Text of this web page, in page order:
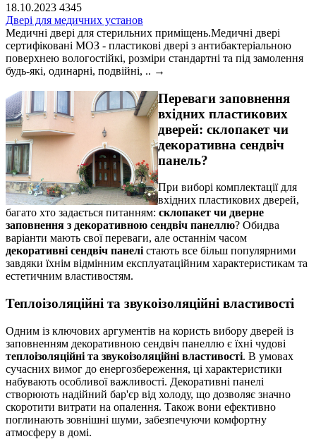
18.10.2023 4345
Двері для медичних установ
Медичні двері для стерильних приміщень.Медичні двері
сертифіковані МОЗ - пластикові двері з антибактеріальною
поверхнею вологостійкі, розміри стандартні та під замолення
будь-які, одинарні, подвійні, .. →
Переваги заповнення
вхідних пластикових
дверей: склопакет чи
декоративна сендвіч
панель?
При виборі комплектації для
вхідних пластикових дверей,
багато хто задається питанням: склопакет чи дверне
заповнення з декоративною сендвіч панеллю? Обидва
варіанти мають свої переваги, але останнім часом
декоративні сендвіч панелі стають все більш популярними
завдяки їхнім відмінним експлуатаційним характеристикам та
естетичним властивостям.
Теплоізоляційні та звукоізоляційні властивості
Одним із ключових аргументів на користь вибору дверей із
заповненням декоративною сендвіч панеллю є їхні чудові
теплоізоляційні та звукоізоляційні властивості. В умовах
сучасних вимог до енергозбереження, ці характеристики
набувають особливої важливості. Декоративні панелі
створюють надійний бар'єр від холоду, що дозволяє значно
скоротити витрати на опалення. Також вони ефективно
поглинають зовнішні шуми, забезпечуючи комфортну
атмосферу в домі.